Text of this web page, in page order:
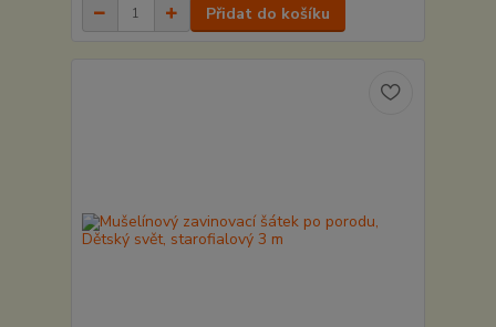
Přidat do košíku